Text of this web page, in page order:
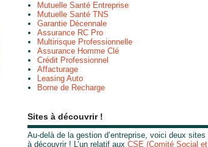
Mutuelle Santé Entreprise
Mutuelle Santé TNS
Garantie Décennale
Assurance RC Pro
Multirisque Professionnelle
Assurance Homme Clé
Crédit Professionnel
Affacturage
Leasing Auto
Borne de Recharge
Sites à découvrir !
Au-delà de la gestion d’entreprise, voici deux sites
à découvrir ! L’un relatif aux CSE (Comité Social et